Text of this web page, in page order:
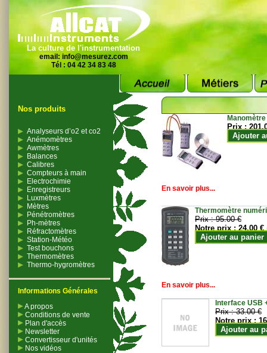
La culture de l'instrumentation
email: info@mesurez.com
Tél : 04 42 34 83 48
Nos produits
Analyseurs d’o2 et co2
Anémomètres
Awmètres
Balances
Calibres
Compteurs à main
Electrochimie
Enregistreurs
Luxmètres
Mètres
Pénétromètres
Ph-mètres
Réfractomètres
Station-Météo
Test bouchons
Thermomètres
Thermo-hygromètres
Informations Générales
A propos
Conditions de vente
Plan d'accès
Newsletter
Convertisseur d'unités
Nos vidéos
Prix :
Ajouter
En savoir plus...
Thermomètre
Prix :95.00 €
Notre prix :24.00 €
Ajouter au panier
En savoir plus...
Interface USB
Prix :33.00 €
Notre prix :
Ajouter au